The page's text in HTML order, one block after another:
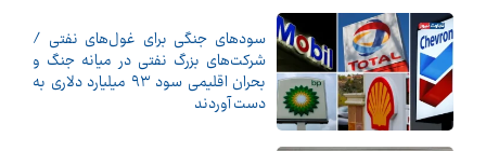
سودهای جنگی برای غول‌های نفتی /
شرکت‌های بزرگ نفتی در میانه جنگ و
بحران اقلیمی سود ۹۳ میلیارد دلاری به
دست آوردند